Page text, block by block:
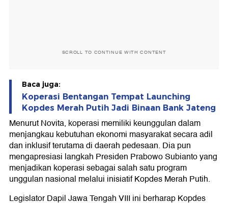
SCROLL TO CONTINUE WITH CONTENT
Baca juga:
Koperasi Bentangan Tempat Launching
Kopdes Merah Putih Jadi Binaan Bank Jateng
Menurut Novita, koperasi memiliki keunggulan dalam
menjangkau kebutuhan ekonomi masyarakat secara adil
dan inklusif terutama di daerah pedesaan. Dia pun
mengapresiasi langkah Presiden Prabowo Subianto yang
menjadikan koperasi sebagai salah satu program
unggulan nasional melalui inisiatif Kopdes Merah Putih.
Legislator Dapil Jawa Tengah VIII ini berharap Kopdes